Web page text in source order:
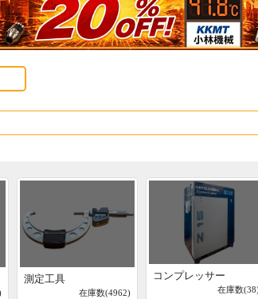
測定工具
在庫数(4962)
コンプレッサー
在庫数